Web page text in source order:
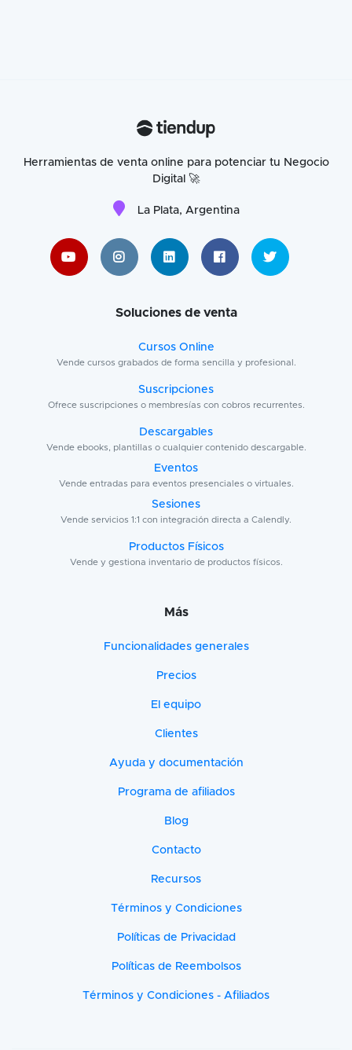
Herramientas de venta online para potenciar tu Negocio
Digital 🚀
La Plata, Argentina
Soluciones de venta
Cursos Online
Vende cursos grabados de forma sencilla y profesional.
Suscripciones
Ofrece suscripciones o membresías con cobros recurrentes.
Descargables
Vende ebooks, plantillas o cualquier contenido descargable.
Eventos
Vende entradas para eventos presenciales o virtuales.
Sesiones
Vende servicios 1:1 con integración directa a Calendly.
Productos Físicos
Vende y gestiona inventario de productos físicos.
Más
Funcionalidades generales
Precios
El equipo
Clientes
Ayuda y documentación
Programa de afiliados
Blog
Contacto
Recursos
Términos y Condiciones
Políticas de Privacidad
Políticas de Reembolsos
Términos y Condiciones - Afiliados